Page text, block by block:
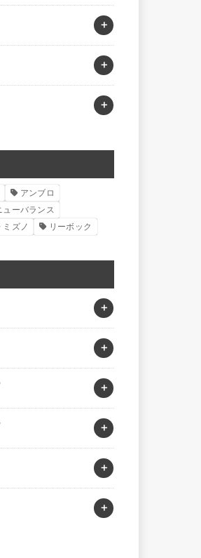
アンブロ
ューバランス
ミズノ リーボック